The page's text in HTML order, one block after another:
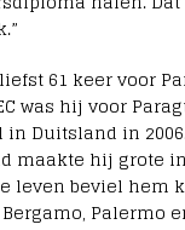
61 keer voor
was hij voor
in Duitsland in
maakte hij grote
leven beviel hem
Palermo